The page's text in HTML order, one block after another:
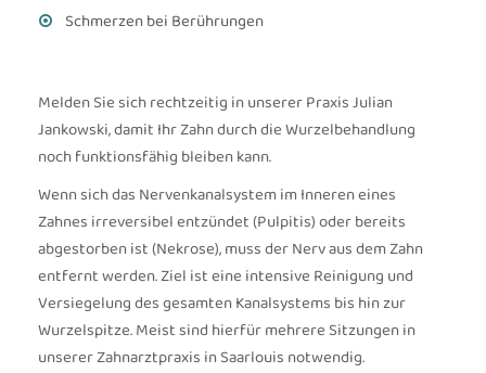
Schmerzen bei Berührungen
Melden Sie sich rechtzeitig in unserer Praxis Julian
Jankowski, damit Ihr Zahn durch die Wurzelbehandlung
noch funktionsfähig bleiben kann.
Wenn sich das Nervenkanalsystem im Inneren eines
Zahnes irreversibel entzündet (Pulpitis) oder bereits
abgestorben ist (Nekrose), muss der Nerv aus dem Zahn
entfernt werden. Ziel ist eine intensive Reinigung und
Versiegelung des gesamten Kanalsystems bis hin zur
Wurzelspitze. Meist sind hierfür mehrere Sitzungen in
unserer Zahnarztpraxis in Saarlouis notwendig.